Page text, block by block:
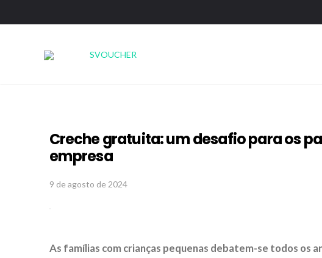
Creche gratuita: um desafio para os
empresa
9 de agosto de 2024
As famílias com crianças pequenas debatem-se todos os